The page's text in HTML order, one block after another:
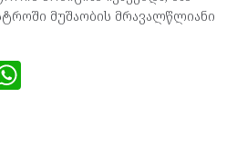
მუშაობის მრავალწლიანი